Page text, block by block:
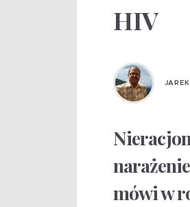
HIV
JAREK
mówi w